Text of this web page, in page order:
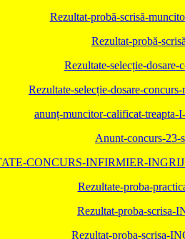
Rezultat-probă-scrisă-
Rezultat-probă-
Rezultate-selecție-
Rezultate-selecție-dosare-
anunț-muncitor-calificat-treapta-
Anunt-concurs-23-
CONCURS-INFIRMIER-
Rezultate-proba-
Rezultat-proba-scrisa-
Rezultat-proba-scrisa-